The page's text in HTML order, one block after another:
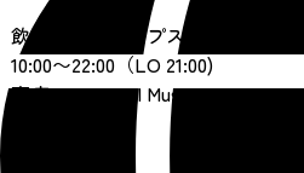
飲食施設：クレプスキュールカフ
10:00〜22:00（LO 21:00)
売店：KANEIRI Museum Shop6